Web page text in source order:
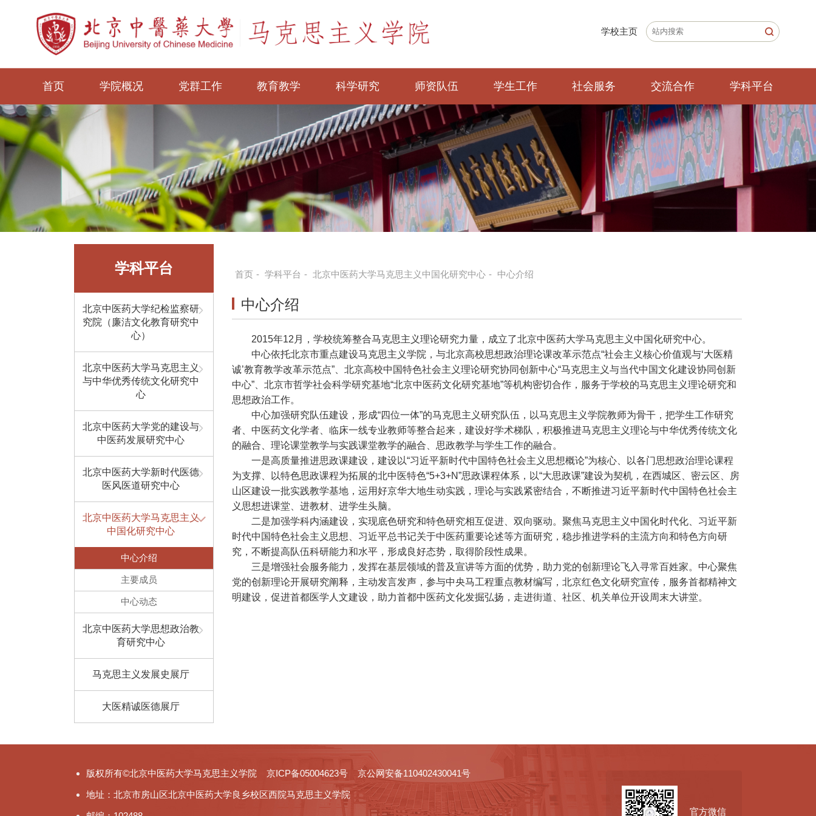
学校主页
首页 学院概况 党群工作 教育教学 科学研究 师资队伍 学生工作 社会服务 交流合作 学科平台
学科平台
北京中医药大学纪检监察研
究院（廉洁文化教育研究中
心）
北京中医药大学马克思主义
与中华优秀传统文化研究中
心
北京中医药大学党的建设与
中医药发展研究中心
北京中医药大学新时代医德
医风医道研究中心
北京中医药大学马克思主义
中国化研究中心
中心介绍
主要成员
中心动态
北京中医药大学思想政治教
育研究中心
马克思主义发展史展厅
大医精诚医德展厅
首页 - 学科平台 - 北京中医药大学马克思主义中国化研究中心 - 中心介绍
中心介绍
2015年12月，学校统筹整合马克思主义理论研究力量，成立了北京中医药大学马克思主义中国化研究中心。
中心依托北京市重点建设马克思主义学院，与北京高校思想政治理论课改革示范点“社会主义核心价值观与‘大医精
诚’教育教学改革示范点”、北京高校中国特色社会主义理论研究协同创新中心“马克思主义与当代中国文化建设协同创新
中心”、北京市哲学社会科学研究基地“北京中医药文化研究基地”等机构密切合作，服务于学校的马克思主义理论研究和
思想政治工作。
中心加强研究队伍建设，形成“四位一体”的马克思主义研究队伍，以马克思主义学院教师为骨干，把学生工作研究
者、中医药文化学者、临床一线专业教师等整合起来，建设好学术梯队，积极推进马克思主义理论与中华优秀传统文化
的融合、理论课堂教学与实践课堂教学的融合、思政教学与学生工作的融合。
一是高质量推进思政课建设，建设以“习近平新时代中国特色社会主义思想概论”为核心、以各门思想政治理论课程
为支撑、以特色思政课程为拓展的北中医特色“5+3+N”思政课程体系，以“大思政课”建设为契机，在西城区、密云区、房
山区建设一批实践教学基地，运用好京华大地生动实践，理论与实践紧密结合，不断推进习近平新时代中国特色社会主
义思想进课堂、进教材、进学生头脑。
二是加强学科内涵建设，实现底色研究和特色研究相互促进、双向驱动。聚焦马克思主义中国化时代化、习近平新
时代中国特色社会主义思想、习近平总书记关于中医药重要论述等方面研究，稳步推进学科的主流方向和特色方向研
究，不断提高队伍科研能力和水平，形成良好态势，取得阶段性成果。
三是增强社会服务能力，发挥在基层领域的普及宣讲等方面的优势，助力党的创新理论飞入寻常百姓家。中心聚焦
党的创新理论开展研究阐释，主动发言发声，参与中央马工程重点教材编写，北京红色文化研究宣传，服务首都精神文
明建设，促进首都医学人文建设，助力首都中医药文化发掘弘扬，走进街道、社区、机关单位开设周末大讲堂。
版权所有©北京中医药大学马克思主义学院 京ICP备05004623号 京公网安备110402430041号
地址：北京市房山区北京中医药大学良乡校区西院马克思主义学院
官方微信